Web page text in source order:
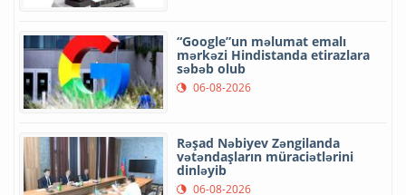
“Google”un məlumat emalı
mərkəzi Hindistanda etirazlara
səbəb olub
06-08-2026
Rəşad Nəbiyev Zəngilanda
vətəndaşların müraciətlərini
dinləyib
06-08-2026